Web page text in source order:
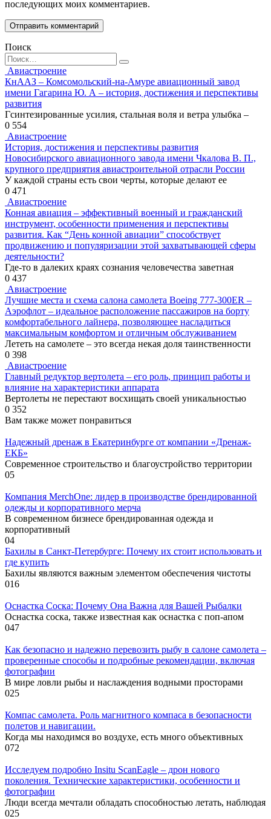
последующих моих комментариев.
Поиск
Search
for:
Авиастроение
КнААЗ – Комсомольский-на-Амуре авиационный завод
имени Гагарина Ю. А – история, достижения и перспективы
развития
Гсинтезированные усилия, стальная воля и ветра улыбка –
0 554
Авиастроение
История, достижения и перспективы развития
Новосибирского авиационного завода имени Чкалова В. П.,
крупного предприятия авиастроительной отрасли России
У каждой страны есть свои черты, которые делают ее
0 471
Авиастроение
Конная авиация – эффективный военный и гражданский
инструмент, особенности применения и перспективы
развития. Как “День конной авиации” способствует
продвижению и популяризации этой захватывающей сферы
деятельности?
Где-то в далеких краях сознания человечества заветная
0 437
Авиастроение
Лучшие места и схема салона самолета Boeing 777-300ER –
Аэрофлот – идеальное расположение пассажиров на борту
комфортабельного лайнера, позволяющее насладиться
максимальным комфортом и отличным обслуживанием
Лететь на самолете – это всегда некая доля таинственности
0 398
Авиастроение
Главный редуктор вертолета – его роль, принцип работы и
влияние на характеристики аппарата
Вертолеты не перестают восхищать своей уникальностью
0 352
Вам также может понравиться
Надежный дренаж в Екатеринбурге от компании «Дренаж-
ЕКБ»
Современное строительство и благоустройство территории
05
Компания MerchOne: лидер в производстве брендированной
одежды и корпоративного мерча
В современном бизнесе брендированная одежда и
корпоративный
04
Бахилы в Санкт-Петербурге: Почему их стоит использовать и
где купить
Бахилы являются важным элементом обеспечения чистоты
016
Оснастка Соска: Почему Она Важна для Вашей Рыбалки
Оснастка соска, также известная как оснастка с поп-апом
047
Как безопасно и надежно перевозить рыбу в салоне самолета –
проверенные способы и подробные рекомендации, включая
фотографии
В мире ловли рыбы и наслаждения водными просторами
025
Компас самолета. Роль магнитного компаса в безопасности
полетов и навигации.
Когда мы находимся во воздухе, есть много объективных
072
Исследуем подробно Insitu ScanEagle – дрон нового
поколения. Технические характеристики, особенности и
фотографии
Люди всегда мечтали обладать способностью летать, наблюдая
025